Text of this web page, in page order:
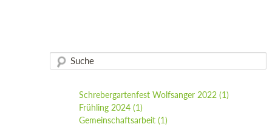
Schrebergartenfest Wolfsanger 2022 (1)
Frühling 2024(1)
Gemeinschaftsarbeit(1)